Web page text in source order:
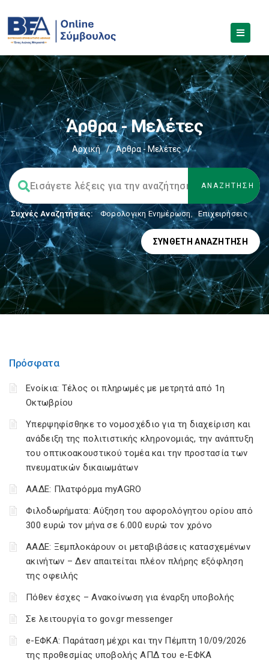
Άρθρα - Μελέτες
Αρχική / Άρθρα - Μελέτες /
Συχνές Αναζητήσεις: Φορολογικη Ενημέρωση, Επιχειρήσεις
ΣΎΝΘΕΤΗ ΑΝΑΖΉΤΗΣΗ
Πρόσφατα
Ενοίκια: Τέλος οι πληρωμές με μετρητά από 1η
Οκτωβρίου
Υπερψηφίσθηκε το νομοσχέδιο για τη διαχείριση και
ανάδειξη της πολιτιστικής κληρονομιάς, την ανάπτυξη
του οπτικοακουστικού τομέα και την προστασία των
πνευματικών δικαιωμάτων
ΑΑΔΕ: Πλατφόρμα myAGRO
Φιλοδωρήματα: Αύξηση του αφορολόγητου ορίου από
300 ευρώ τον μήνα σε 6.000 ευρώ τον χρόνο
ΑΑΔΕ: Ξεμπλοκάρουν οι μεταβιβάσεις κατασχεμένων
ακινήτων – Δεν απαιτείται πλέον πλήρης εξόφληση
της οφειλής
Πόθεν έσχες – Ανακοίνωση για έναρξη υποβολής
Σε λειτουργία το gov.gr messenger
e-ΕΦΚΑ: Παράταση μέχρι και την Πέμπτη 10/09/2026
της προθεσμίας υποβολής ΑΠΔ του e-ΕΦΚΑ